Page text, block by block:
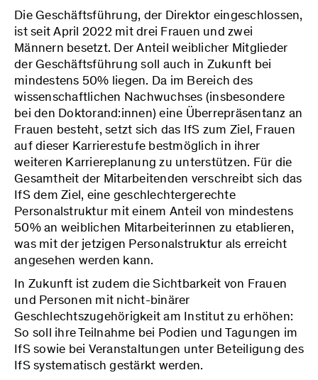
Die Geschäftsführung, der Direktor eingeschlossen,
ist seit April 2022 mit drei Frauen und zwei
Männern besetzt. Der Anteil weiblicher Mitglieder
der Geschäftsführung soll auch in Zukunft bei
mindestens 50% liegen. Da im Bereich des
wissenschaftlichen Nachwuchses (insbesondere
bei den Doktorand:innen) eine Überrepräsentanz an
Frauen besteht, setzt sich das IfS zum Ziel, Frauen
auf dieser Karrierestufe bestmöglich in ihrer
weiteren Karriereplanung zu unterstützen. Für die
Gesamtheit der Mitarbeitenden verschreibt sich das
IfS dem Ziel, eine geschlechtergerechte
Personalstruktur mit einem Anteil von mindestens
50% an weiblichen Mitarbeiterinnen zu etablieren,
was mit der jetzigen Personalstruktur als erreicht
angesehen werden kann.
In Zukunft ist zudem die Sichtbarkeit von Frauen
und Personen mit nicht-binärer
Geschlechtszugehörigkeit am Institut zu erhöhen:
So soll ihre Teilnahme bei Podien und Tagungen im
IfS sowie bei Veranstaltungen unter Beteiligung des
IfS systematisch gestärkt werden.